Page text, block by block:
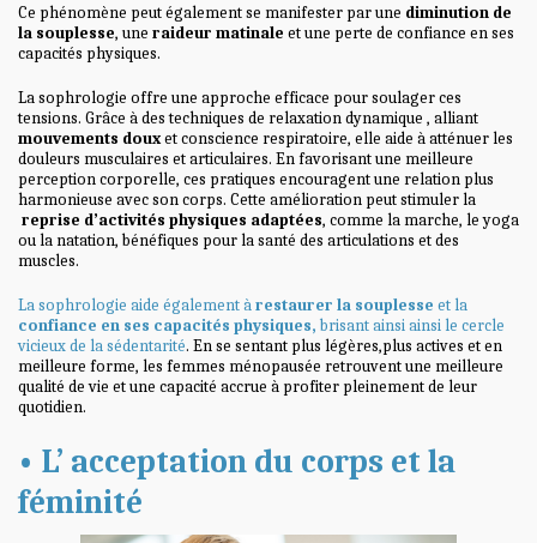
Ce phénomène peut également se manifester par une diminution de
la souplesse, une raideur matinale et une perte de confiance en ses
capacités physiques.
La sophrologie offre une approche efficace pour soulager ces
tensions. Grâce à des techniques de relaxation dynamique , alliant
mouvements douxet conscience respiratoire, elle aide à atténuer les
douleurs musculaires et articulaires. En favorisant une meilleure
perception corporelle, ces pratiques encouragent une relation plus
harmonieuse avec son corps. Cette amélioration peut stimuler la
reprise d’activités physiques adaptées, comme la marche, le yoga
ou la natation, bénéfiques pour la santé des articulations et des
muscles.
La sophrologie aide également àrestaurer la souplesse et la
confiance en ses capacités physiques, brisant ainsi ainsi le cercle
vicieux de la sédentarité. En se sentant plus légères,plus actives et en
meilleure forme, les femmes ménopausée retrouvent une meilleure
qualité de vie et une capacité accrue à profiter pleinement de leur
quotidien.
• L’ acceptation du corps et la
féminité